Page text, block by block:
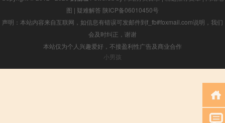
图 | 疑难解答 陕ICP备06010450号
声明：本站内容来自互联网，如信息有错误可发邮件到f_fb#foxmail.com说明，我们
会及时纠正，谢谢
本站仅为个人兴趣爱好，不接盈利性广告及商业合作
小男孩